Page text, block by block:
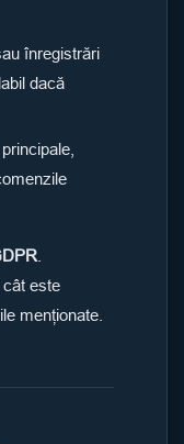
înregistrări
dacă
cât este
menționate.